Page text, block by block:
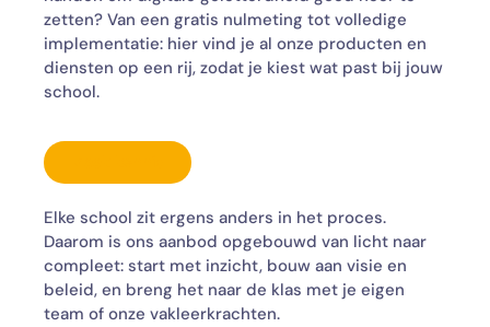
zetten? Van een gratis nulmeting tot volledige
implementatie: hier vind je al onze producten en
diensten op een rij, zodat je kiest wat past bij jouw
school.
Elke school zit ergens anders in het proces.
Daarom is ons aanbod opgebouwd van licht naar
compleet: start met inzicht, bouw aan visie en
beleid, en breng het naar de klas met je eigen
team of onze vakleerkrachten.